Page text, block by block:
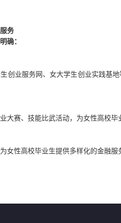
务
确：
创业服务网、女大学生创业实践基
大赛、技能比武活动，为女性高校毕
女性高校毕业生提供多样化的金融服